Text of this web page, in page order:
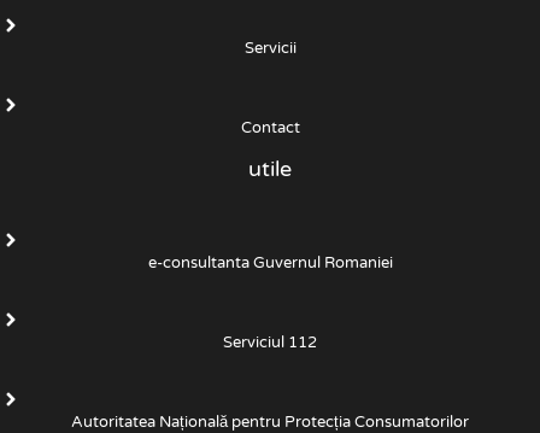
Servicii
Contact
utile
e-consultanta Guvernul Romaniei
Serviciul 112
Autoritatea Națională pentru Protecția Consumatorilor